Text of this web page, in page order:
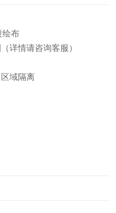
绘布
详情请咨询客服）
域隔离